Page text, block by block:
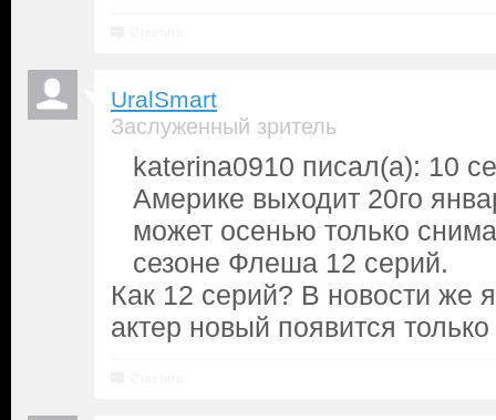
UralSmart
Заслуженный зритель
katerina0910 писал(а): 10
Америке выходит 20го
может осенью только
сезоне Флеша 12 серий.
Как 12 серий? В новости же
актер новый появится